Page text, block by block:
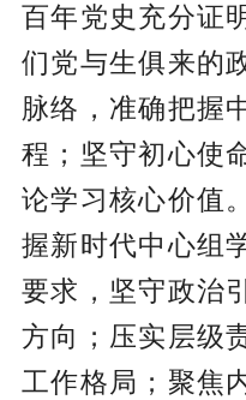
百年党史充分证
们党与生俱来的
脉络，准确把握
程；坚守初心使
论学习核心价值
握新时代中心组
要求，坚守政治
方向；压实层级
工作格局；聚焦